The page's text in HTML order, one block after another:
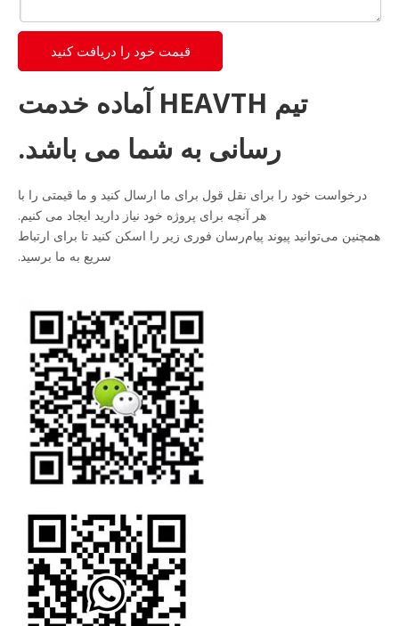
قیمت خود را دریافت کنید
تیم HEAVTH آماده خدمت
رسانی به شما می باشد.
درخواست خود را برای نقل قول برای ما ارسال کنید و ما قیمتی را با
هر آنچه برای پروژه خود نیاز دارید ایجاد می کنیم.
همچنین می‌توانید پیوند پیام‌رسان فوری زیر را اسکن کنید تا برای ارتباط
سریع به ما برسید.